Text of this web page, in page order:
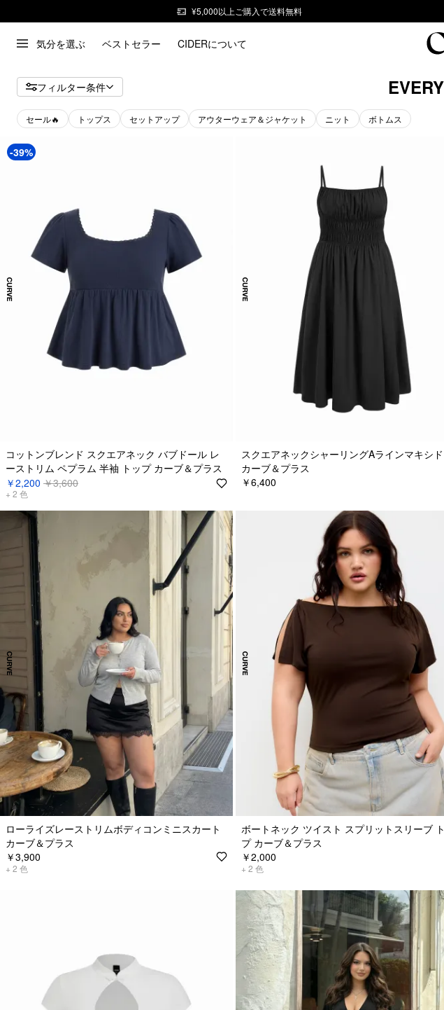
¥5,000以上ご購入で送料無料
気分を選ぶ ベストセラー CIDERについて
フィルター条件
セール🔥 トップス セットアップ アウターウェア＆ジャケット ニット ボトムス
-39%
コットンブレンド スクエアネック バブドール レ
ーストリム ペプラム 半袖 トップ カーブ＆プラス
￥2,200 ￥3,600
+ 2 色
スクエアネックシャーリングAラインマキシ
カーブ＆プラス
￥6,400
ローライズレーストリムボディコンミニスカート
カーブ＆プラス
￥3,900
+ 2 色
ボートネック ツイスト スプリットスリーブ
プ カーブ＆プラス
￥2,000
+ 2 色